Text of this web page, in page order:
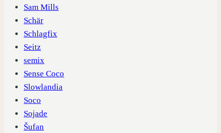
Sam Mills
Schär
Schlagfix
Seitz
semix
Sense Coco
Slowlandia
Soco
Sojade
Šufan